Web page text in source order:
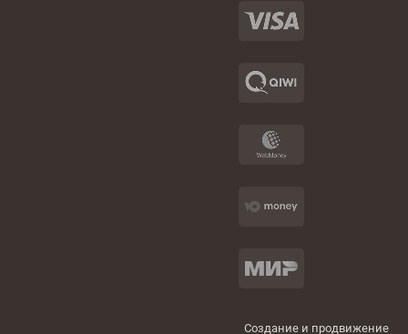
Создание и продвижение